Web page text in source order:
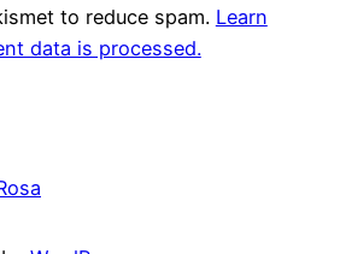
to reduce spam. Learn
data is processed.